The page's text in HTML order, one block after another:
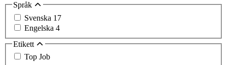
Språk
Svenska 17
Engelska 4
Etikett
Top Job